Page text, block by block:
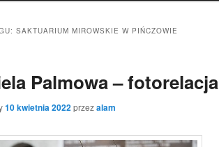
SAKTUARIUM MIROWSKIE W PIŃCZOWIE
Palmowa – fotorelacja
10 kwietnia 2022przezalam